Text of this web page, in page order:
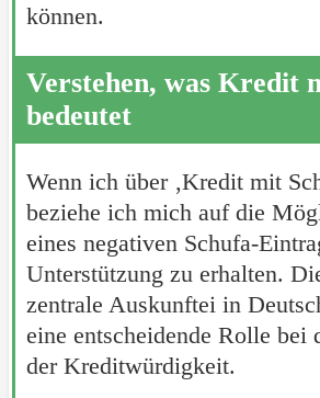
können.
Verstehen, was Kredit
bedeutet
Wenn ich über ‚Kredit mit
beziehe ich mich auf die
eines negativen Schufa-
Unterstützung zu erhalten.
zentrale Auskunftei in
eine entscheidende Rolle bei
der Kreditwürdigkeit.